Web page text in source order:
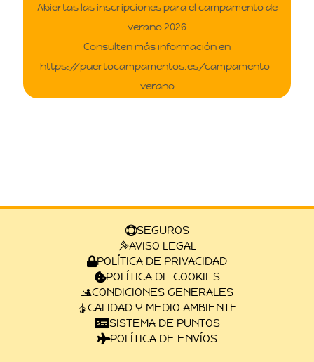
Abiertas las inscripciones para el campamento de
verano 2026
Consulten más información en
https://puertocampamentos.es/campamento-
verano
SEGUROS
AVISO LEGAL
POLÍTICA DE PRIVACIDAD
POLÍTICA DE COOKIES
CONDICIONES GENERALES
CALIDAD Y MEDIO AMBIENTE
SISTEMA DE PUNTOS
POLÍTICA DE ENVÍOS